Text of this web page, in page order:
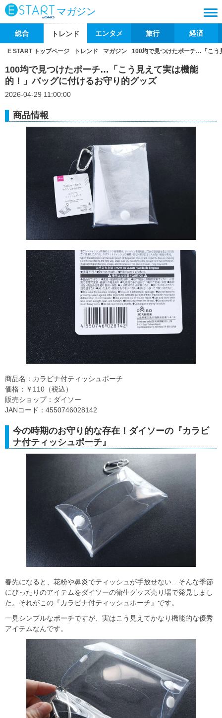
マガジン
総合 トレンド エンタメ 旅行 経済
E START トップページ トレンド マガジン 100均で見つけたポーチ…「こう
100均で見つけたポーチ…「こう見えて実は機能
的！」バッグに付けるお守り的グッズ
2026-04-29 11:00:00
商品情報
商品名：カラビナ付ティッシュポーチ
価格：￥110（税込）
販売ショップ：ダイソー
JANコード：4550746028142
今の時期のお守り的な存在！ダイソーの『カラビ
ナ付ティッシュポーチ』
春先になると、花粉や鼻炎でティッシュが手放せない…そんな季節
にぴったりのアイテムをダイソーの衛生グッズ売り場で発見しまし
た。それがこの『カラビナ付ティッシュポーチ』です。
一見シンプルなポーチですが、実はこう見えてかなり機能的な優秀
アイテムなんです。